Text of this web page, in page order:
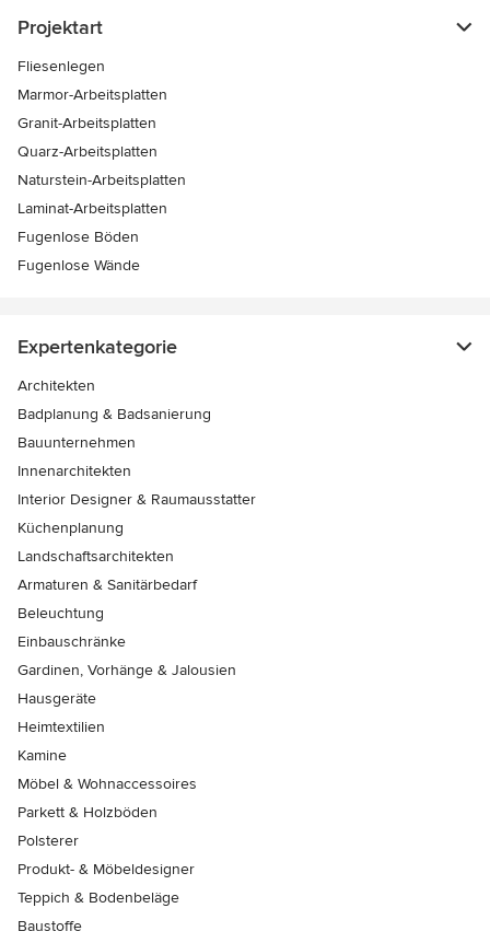
Projektart
Fliesenlegen
Marmor-Arbeitsplatten
Granit-Arbeitsplatten
Quarz-Arbeitsplatten
Naturstein-Arbeitsplatten
Laminat-Arbeitsplatten
Fugenlose Böden
Fugenlose Wände
Expertenkategorie
Architekten
Badplanung & Badsanierung
Bauunternehmen
Innenarchitekten
Interior Designer & Raumausstatter
Küchenplanung
Landschaftsarchitekten
Armaturen & Sanitärbedarf
Beleuchtung
Einbauschränke
Gardinen, Vorhänge & Jalousien
Hausgeräte
Heimtextilien
Kamine
Möbel & Wohnaccessoires
Parkett & Holzböden
Polsterer
Produkt- & Möbeldesigner
Teppich & Bodenbeläge
Baustoffe